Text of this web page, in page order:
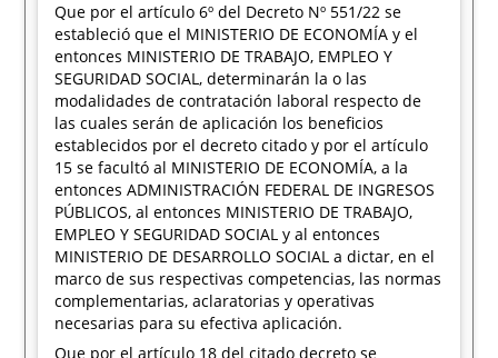
Que por el artículo 6º del Decreto Nº 551/22 se
estableció que el MINISTERIO DE ECONOMÍA y el
entonces MINISTERIO DE TRABAJO, EMPLEO Y
SEGURIDAD SOCIAL, determinarán la o las
modalidades de contratación laboral respecto de
las cuales serán de aplicación los beneficios
establecidos por el decreto citado y por el artículo
15 se facultó al MINISTERIO DE ECONOMÍA, a la
entonces ADMINISTRACIÓN FEDERAL DE INGRESOS
PÚBLICOS, al entonces MINISTERIO DE TRABAJO,
EMPLEO Y SEGURIDAD SOCIAL y al entonces
MINISTERIO DE DESARROLLO SOCIAL a dictar, en el
marco de sus respectivas competencias, las normas
complementarias, aclaratorias y operativas
necesarias para su efectiva aplicación.
Que por el artículo 18 del citado decreto se